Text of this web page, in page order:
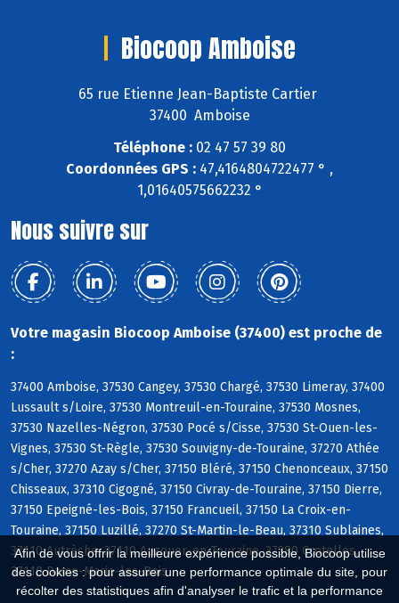
Afin de vous offrir la meilleure expérience possible, Biocoop utilise
des cookies : pour assurer une performance optimale du site, pour
récolter des statistiques afin d'analyser le trafic et la performance
Biocoop Amboise
65 rue Etienne Jean-Baptiste Cartier
37400 Amboise
Téléphone : 02 47 57 39 80
Coordonnées GPS : 47,4164804722477 ° ,
1,01640575662232 °
Nous suivre sur
Votre magasin Biocoop Amboise (37400) est proche de
:
37400 Amboise, 37530 Cangey, 37530 Chargé, 37530 Limeray, 37400
Lussault s/Loire, 37530 Montreuil-en-Touraine, 37530 Mosnes,
37530 Nazelles-Négron, 37530 Pocé s/Cisse, 37530 St-Ouen-les-
Vignes, 37530 St-Règle, 37530 Souvigny-de-Touraine, 37270 Athée
s/Cher, 37270 Azay s/Cher, 37150 Bléré, 37150 Chenonceaux, 37150
Chisseaux, 37310 Cigogné, 37150 Civray-de-Touraine, 37150 Dierre,
37150 Epeigné-les-Bois, 37150 Francueil, 37150 La Croix-en-
Touraine, 37150 Luzillé, 37270 St-Martin-le-Beau, 37310 Sublaines,
37110 Autrèche, 37110 Auzouer-en-Touraine, 37380 Crotelles,
37110 Dame-Marie-les-Bois